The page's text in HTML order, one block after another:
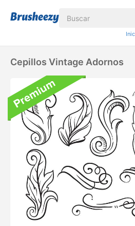
Cepillos Vintage Adornos